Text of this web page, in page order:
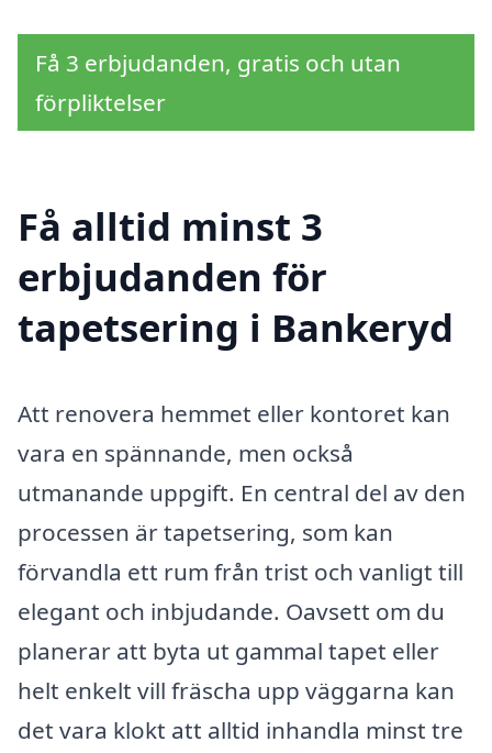
Få 3 erbjudanden, gratis och utan
förpliktelser
Få alltid minst 3
erbjudanden för
tapetsering i Bankeryd
Att renovera hemmet eller kontoret kan
vara en spännande, men också
utmanande uppgift. En central del av den
processen är tapetsering, som kan
förvandla ett rum från trist och vanligt till
elegant och inbjudande. Oavsett om du
planerar att byta ut gammal tapet eller
helt enkelt vill fräscha upp väggarna kan
det vara klokt att alltid inhandla minst tre